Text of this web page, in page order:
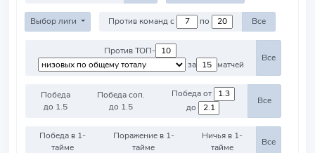
Выбор лиги Против команд с по Все
Против ТОП-
за
матчей
Все
Победа
до 1.5
Победа соп.
до 1.5
Победа от
до
Все
Победа в 1-
тайме
Поражение в 1-
тайме
Ничья в 1-
тайме
Все